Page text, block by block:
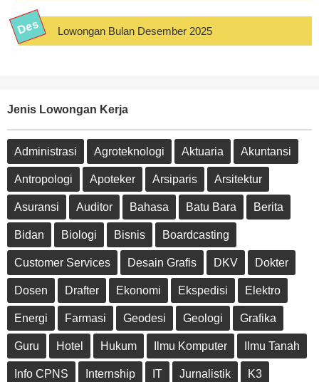
Lowongan Bulan Desember 2025
Jenis Lowongan Kerja
Administrasi Agroteknologi Aktuaria Akuntansi
Antropologi Apoteker Arsiparis Arsitektur
Asuransi Auditor Bahasa Batu Bara Berita
Bidan Biologi Bisnis Boardcasting
Customer Services Desain Grafis DKV Dokter
Dosen Drafter Ekonomi Ekspedisi Elektro
Energi Farmasi Geodesi Geologi Grafika
Guru Hotel Hukum Ilmu Komputer Ilmu Tanah
Info CPNS Internship IT Jurnalistik K3